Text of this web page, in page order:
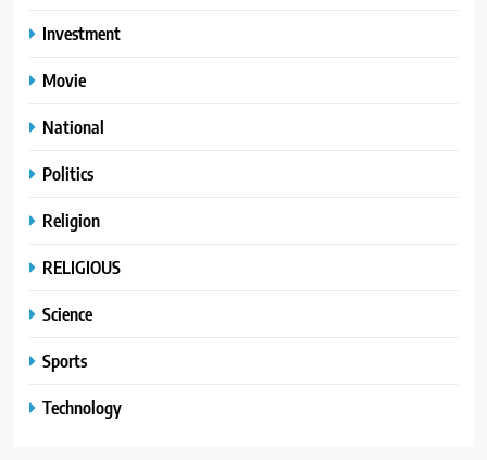
Investment
Movie
National
Politics
Religion
RELIGIOUS
Science
Sports
Technology